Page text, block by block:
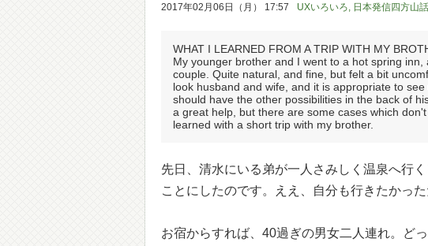
2017年02月06日（月） 17:57 UXいろいろ, 日本発信四方山話
WHAT I LEARNED FROM A TRIP WITH MY
My younger brother and I went to a hot spring
couple. Quite natural, and fine, but felt a bit
look husband and wife, and it is appropriate to
should have the other possibilities in the back of
a great help, but there are some cases which
learned with a short trip with my brother.
先日、清水にいる弟が一人さみしく温泉へ行
ことにしたのです。ええ、自分も行きたかった
お宿からすれば、40過ぎの男女二人連れ。ど